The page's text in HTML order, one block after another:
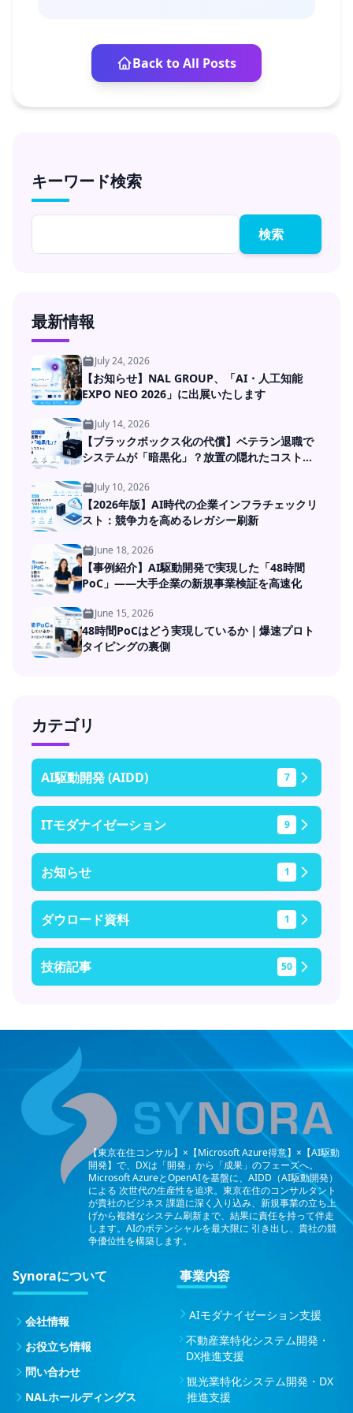
Back to All Posts
キーワード検索
最新情報
July 24, 2026
【お知らせ】NAL GROUP、「AI・人工知能
EXPO NEO 2026」に出展いたします
July 14, 2026
【ブラックボックス化の代償】ベテラン退職で
システムが「暗黒化」？放置の隠れたコストと
July 10, 2026
【2026年版】AI時代の企業インフラチェックリ
スト：競争力を高めるレガシー刷新
June 18, 2026
【事例紹介】AI駆動開発で実現した「48時間
PoC」――大手企業の新規事業検証を高速化
June 15, 2026
48時間PoCはどう実現しているか｜爆速プロト
タイピングの裏側
カテゴリ
AI駆動開発 (AIDD) 7
ITモダナイゼーション 9
お知らせ 1
ダウロード資料 1
技術記事 50
【東京在住コンサル】×【Microsoft Azure得意】×【AI駆動
開発】で、DXは「開発」から「成果」のフェーズへ。
Microsoft AzureとOpenAIを基盤に、AIDD（AI駆動開発）
による 次世代の生産性を追求。東京在住のコンサルタント
が貴社のビジネス 課題に深く入り込み、新規事業の立ち上
げから複雑なシステム刷新まで、結果に責任を持って伴走
します。AIのポテンシャルを最大限に 引き出し、貴社の競
争優位性を構築します。
Synoraについて
会社情報
お役立ち情報
問い合わせ
NALホールディングス
事業内容
AIモダナイゼーション支援
不動産業特化システム開発・
DX推進支援
観光業特化システム開発・DX
推進支援